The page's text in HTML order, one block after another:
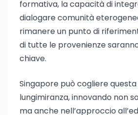
formativa, la capacità di
dialogare comunità
rimanere un punto di
di tutte le provenienze
chiave.
Singapore può cogliere
lungimiranza, innovando non
ma anche nell’approccio